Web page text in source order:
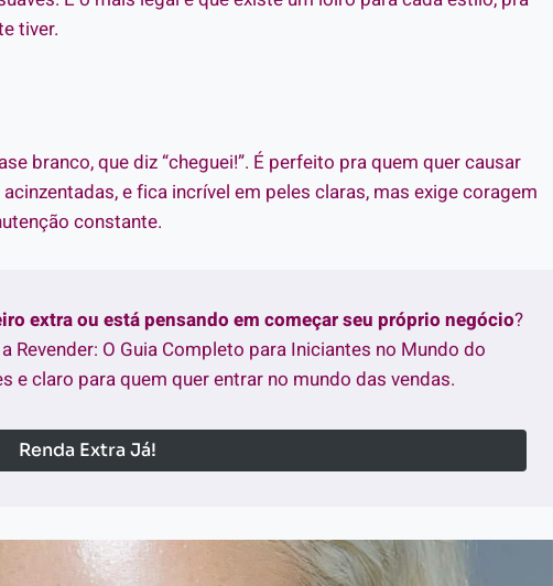
tiver.
branco, que diz “cheguei!”. É perfeito pra quem quer causar
e fica incrível em peles claras, mas exige coragem
constante.
extra ou está pensando em começar seu próprio negócio?
Revender: O Guia Completo para Iniciantes no Mundo do
e claro para quem quer entrar no mundo das vendas.
Renda Extra Já!